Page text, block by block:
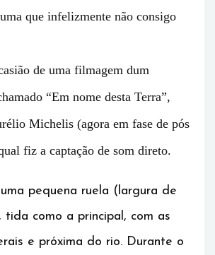
que infelizmente não consigo
de uma filmagem dum
“Em nome desta Terra”,
Michelis (agora em fase de pós
fiz a captação de som direto.
pequena ruela (largura de
tida como a principal, com as
e próxima do rio. Durante o